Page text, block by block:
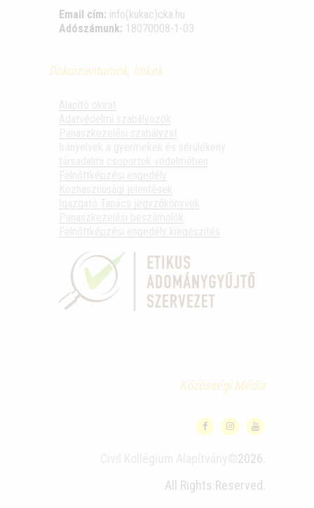
Email cím: info(kukac)cka.hu
Adószámunk: 18070008-1-03
Dokumentumok, linkek
Közösségi Média
2026.
All Rights Reserved.